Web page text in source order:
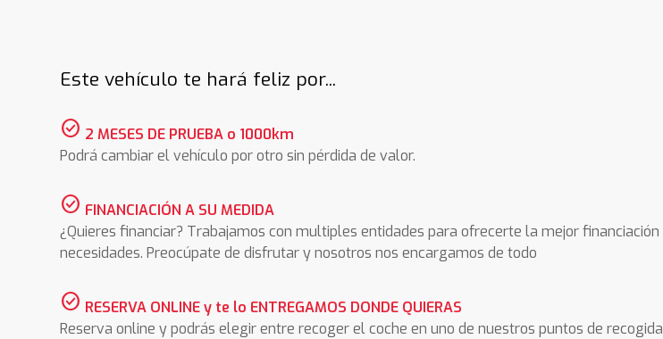
Este vehículo te hará feliz por...
check_circle 2 MESES DE PRUEBA o 1000km
Podrá cambiar el vehículo por otro sin pérdida de valor.
check_circle FINANCIACIÓN A SU MEDIDA
¿Quieres financiar? Trabajamos con multiples entidades para ofrecerte la mejor
necesidades. Preocúpate de disfrutar y nosotros nos encargamos de todo
check_circle RESERVA ONLINE y te lo ENTREGAMOS DONDE QUIERAS
Reserva online y podrás elegir entre recoger el coche en uno de nuestros puntos de